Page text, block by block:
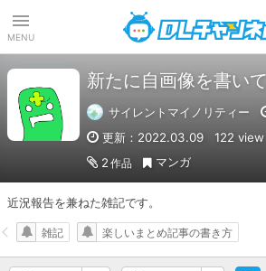
MENU
新たに自画像を書い
サイレントマイノリティー
更新：2022.03.09
122 view
2 作品 マンガ
近況報告を兼ねた雑記です。
雑記 楽しいまとめ記事の書き方